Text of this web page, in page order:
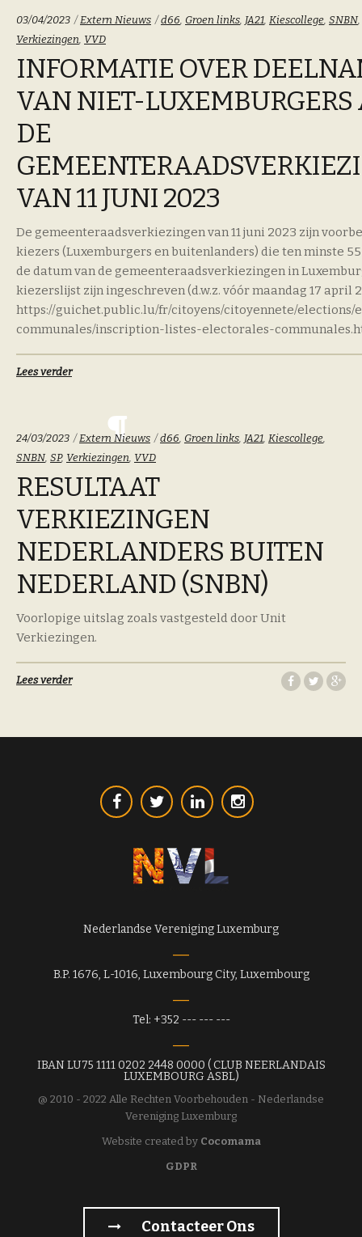
03/04/2023 Categoriën:
Extern Nieuws Tags:
d66, Groen links, JA21, Kiescollege, SNBN,
Verkiezingen, VVD
INFORMATIE OVER
VAN NIET-
DE
VAN 11 JUNI 2023
De gemeenteraadsverkiezingen van 11 juni 2023 zijn
kiezers (Luxemburgers en buitenlanders) die ten minste
de datum van de gemeenteraadsverkiezingen in
kiezerslijst zijn ingeschreven (d.w.z. vóór maandag 17 april
https://guichet.public.lu/fr/citoyens/citoyennete/elections/
communales/inscription-listes-electorales-
Lees verder
24/03/2023 Categoriën:
Extern Nieuws Tags:
d66, Groen links, JA21, Kiescollege,
SNBN, SP, Verkiezingen, VVD
RESULTAAT
VERKIEZINGEN
NEDERLANDERS BUITEN
NEDERLAND (SNBN)
Voorlopige uitslag zoals vastgesteld door Unit
Verkiezingen.
Lees verder
Nederlandse Vereniging Luxemburg
B.P. 1676, L-1016, Luxembourg City, Luxembourg
Tel: +352 --- --- ---
IBAN LU75 1111 0202 2448 0000 ( CLUB NEERLANDAIS
LUXEMBOURG ASBL)
@ 2010 - 2022 Alle Rechten Voorbehouden - Nederlandse
Vereniging Luxemburg
Website created by Cocomama
GDPR
Contacteer Ons